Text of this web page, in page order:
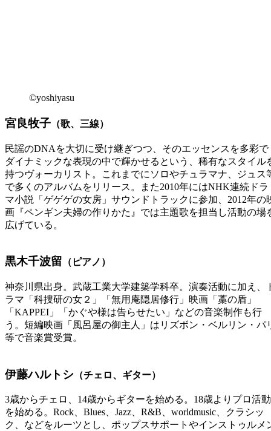
©yoshiyasu
宮良牧子 （歌、三線）
民謡のDNAを大切に受け継ぎつつ、そのエッセンスを多彩で
ダイナミックな表現の中で輝かせるという、稀有なスタイル
持つヴォーカリスト。これまでにソロやチュラマナ、ジュス
で多くのアルバムをリリース。また2010年にはNHK連続ドラ
マ小説「ゲゲゲの女房」サウンドトラックに参加、2012年の
画『ペンギン夫婦の作りかた』では主題歌を担当し活動の場
広げている。
黒木千波留 （ピアノ）
神奈川県出身。武蔵工業大学建築学科卒。演奏活動に加え、
ラマ「科捜研の女２」「無用庵隠居修行」映画「藁の盾」
「KAPPEI」「かぐや様は告らせたい」などの音楽制作も行
う。短編映画「風呂屋の御主人」はリズボン・ベルリン・パ
等で音楽賞受賞。
伊藤ハルトシ （チェロ、ギター）
3歳からチェロ、14歳からギターを始める。18歳よりプロ活動
を始める。Rock、Blues、Jazz、R&B、worldmusic、クラシッ
ク、などをルーツとし、ポップスサポートやインストゥルメ